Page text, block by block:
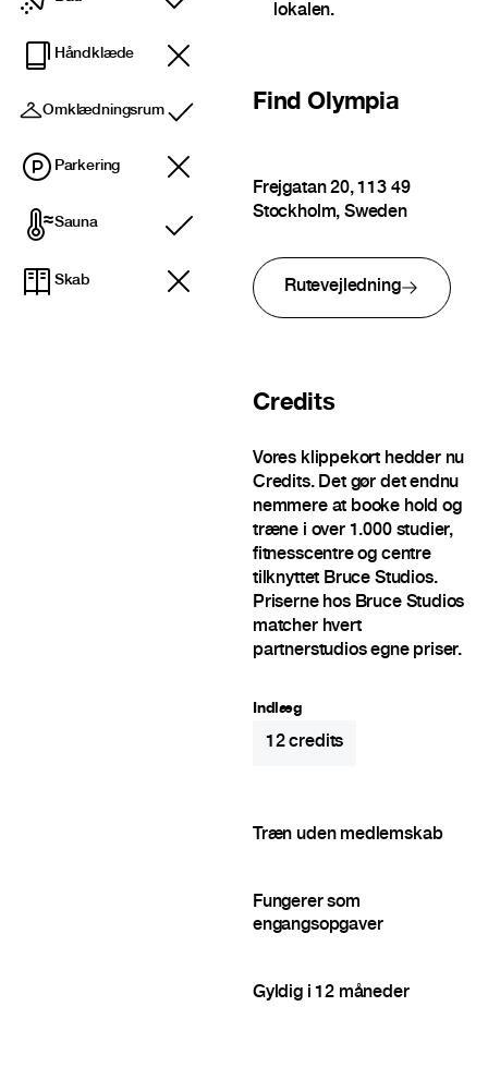
Inkluderet
Håndklæde
Omklædningsrum
Inkluderet
Parkering
Sauna
Inkluderet
Skab
lokalen.
FindOlympia
Frejgatan 20, 113 49
Stockholm, Sweden
Rutevejledning
Credits
Vores klippekort hedder nu
Credits. Det gør det endnu
nemmere at booke hold og
træne i over 1.000 studier,
fitnesscentre og centre
tilknyttet Bruce Studios.
Priserne hos Bruce Studios
matcher hvert
partnerstudios egne priser.
Indlæg
12credits
Træn uden medlemskab
Fungerer som
engangsopgaver
Gyldig i 12 måneder